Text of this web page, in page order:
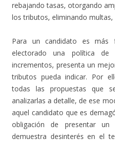
rebajando tasas, otorgando
los tributos, eliminando
Para un candidato es más
electorado una política
incrementos, presenta un
tributos pueda indicar. Por
todas las propuestas que
analizarlas a detalle, de ese
aquel candidato que es
obligación de presentar
demuestra desinterés en el